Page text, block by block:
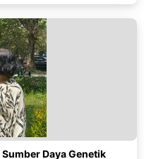
Daya Genetik